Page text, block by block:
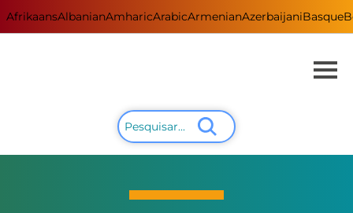
AfrikaansAlbanianAmharicArabicArmenianAzerbaijaniBasque